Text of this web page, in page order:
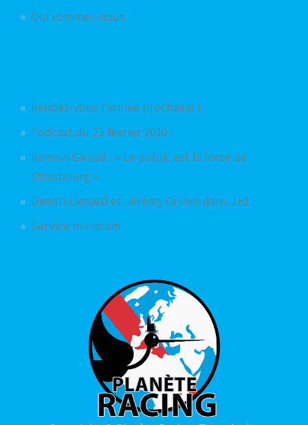
Qui sommes-nous
Rendez-vous l'année prochaine !
Podcast du 25 février 2010
Romain Giraud : « Le public est la force de
Strasbourg »
Dimitri Lienard et Jérémy Grimm dans J+1
Service minimum